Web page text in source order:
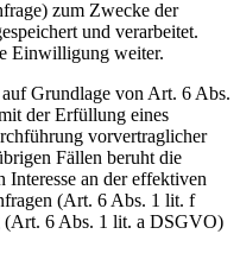
zum Zwecke der
und verarbeitet.
Einwilligung weiter.
Grundlage von Art. 6 Abs.
der Erfüllung eines
vorvertraglicher
Fällen beruht die
Interesse an der effektiven
(Art. 6 Abs. 1 lit. f
6 Abs. 1 lit. a DSGVO)